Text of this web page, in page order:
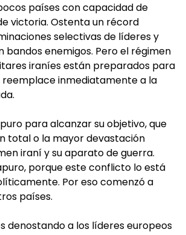
países con capacidad de
victoria. Ostenta un récord
selectivas de líderes y
bandos enemigos. Pero el régimen
iraníes están preparados para
reemplace inmediatamente a la
para alcanzar su objetivo, que
total o la mayor devastación
iraní y su aparato de guerra.
porque este conflicto lo está
Por eso comenzó a
países.
denostando a los líderes europeos